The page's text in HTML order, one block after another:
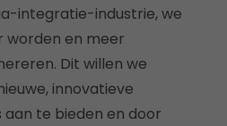
integratie-industrie, we
worden en meer
Dit willen we
innovatieve
te bieden en door